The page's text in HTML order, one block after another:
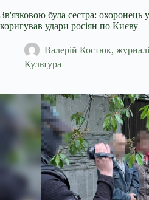
Зв'язковою була сестра: охоронець
коригував удари росіян по Києву
Валерій Костюк,
Культура